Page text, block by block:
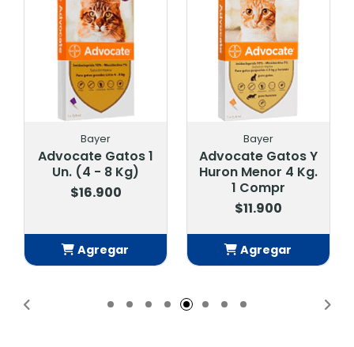
Bayer
Advocate Gatos 1
Un. (4 - 8 Kg)
$16.900
Agregar
Bayer
Advocate Gatos Y
Huron Menor 4 Kg.
1 Compr
$11.900
Agregar